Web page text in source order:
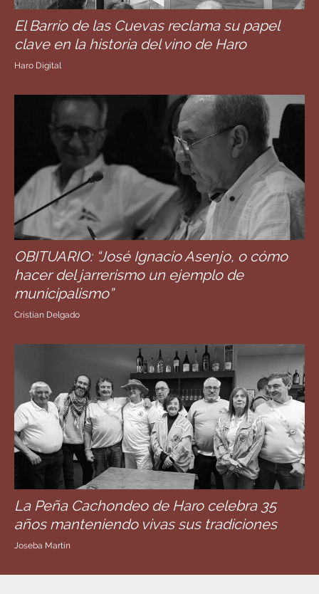
El Barrio de las Cuevas reclama su papel
clave en la historia del vino de Haro
Haro Digital
OBITUARIO: “José Ignacio Asenjo, o cómo
hacer del jarrerismo un ejemplo de
municipalismo”
Cristian Delgado
La Peña Cachondeo de Haro celebra 35
años manteniendo vivas sus tradiciones
Joseba Martín